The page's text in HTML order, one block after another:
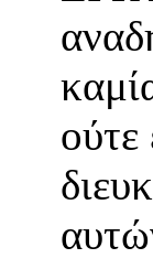
ούτε